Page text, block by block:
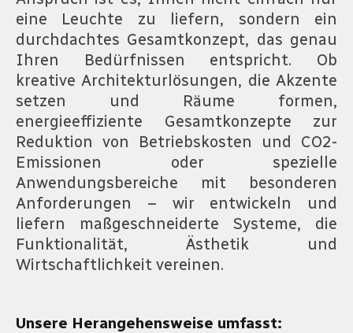
eine Leuchte zu liefern, sondern ein
durchdachtes Gesamtkonzept, das genau
Ihren Bedürfnissen entspricht. Ob
kreative Architekturlösungen, die Akzente
setzen und Räume formen,
energieeffiziente Gesamtkonzepte zur
Reduktion von Betriebskosten und CO2-
Emissionen oder spezielle
Anwendungsbereiche mit besonderen
Anforderungen – wir entwickeln und
liefern maßgeschneiderte Systeme, die
Funktionalität, Ästhetik und
Wirtschaftlichkeit vereinen.
Unsere Herangehensweise umfasst: